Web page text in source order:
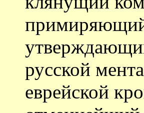
русской
еврейской